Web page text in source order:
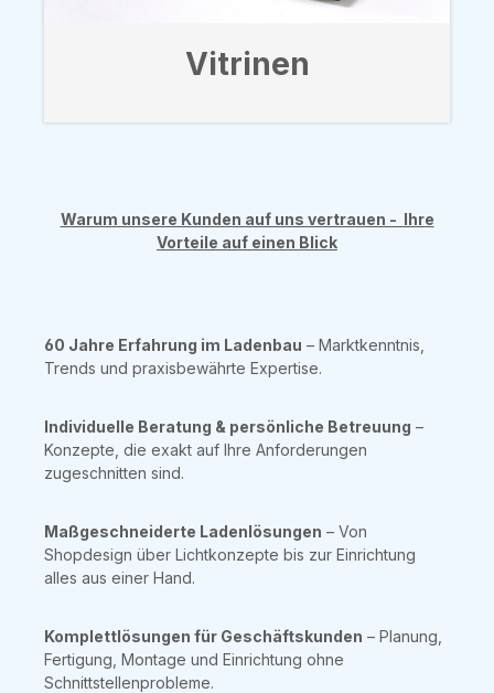
Vitrinen
Warum unsere Kunden auf uns vertrauen - Ihre
Vorteile auf einen Blick
60 Jahre Erfahrung im Ladenbau – Marktkenntnis,
Trends und praxisbewährte Expertise.
Individuelle Beratung & persönliche Betreuung –
Konzepte, die exakt auf Ihre Anforderungen
zugeschnitten sind.
Maßgeschneiderte Ladenlösungen – Von
Shopdesign über Lichtkonzepte bis zur Einrichtung
alles aus einer Hand.
Komplettlösungen für Geschäftskunden – Planung,
Fertigung, Montage und Einrichtung ohne
Schnittstellenprobleme.